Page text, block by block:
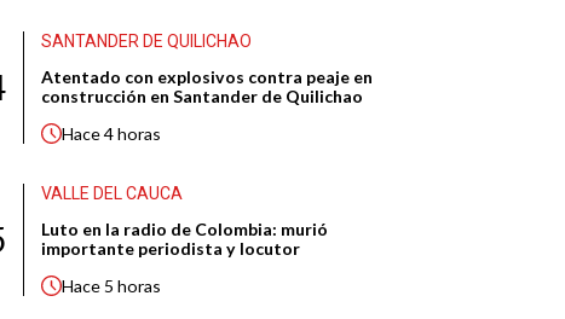
SANTANDER DE QUILICHAO
Atentado con explosivos contra peaje en
construcción en Santander de Quilichao
Hace4 horas
VALLE DEL CAUCA
Luto en la radio de Colombia: murió
importante periodista y locutor
Hace 5 horas